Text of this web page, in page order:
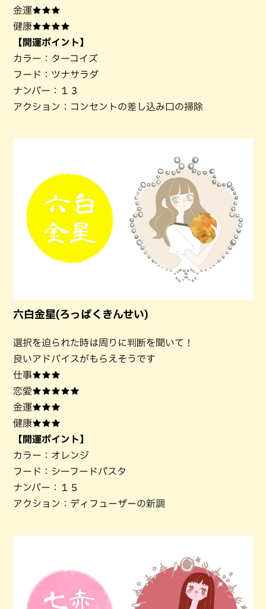
金運★★★
健康★★★★
【開運ポイント】
カラー：ターコイズ
フード：ツナサラダ
ナンバー：１３
アクション：コンセントの差し込み口の掃除
六白金星(ろっぱくきんせい)
選択を迫られた時は周りに判断を聞いて！
良いアドバイスがもらえそうです
仕事★★★
恋愛★★★★★
金運★★★
健康★★★
【開運ポイント】
カラー：オレンジ
フード：シーフードパスタ
ナンバー：１５
アクション：ディフューザーの新調